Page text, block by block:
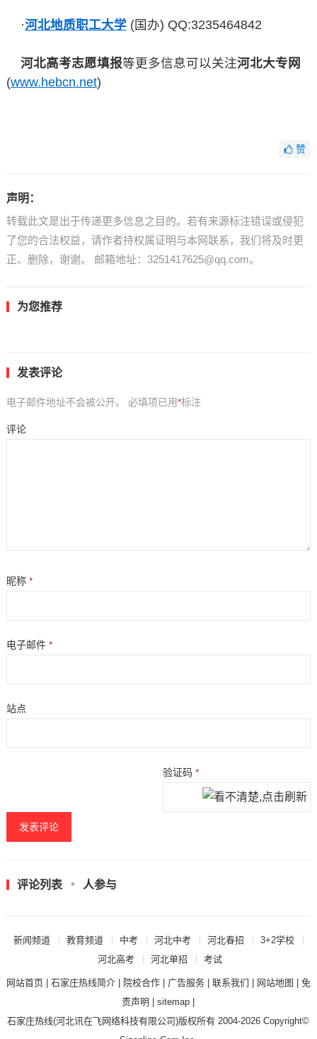
·河北地质职工大学(国办) QQ:3235464842
河北高考志愿填报等更多信息可以关注河北大专网
(www.hebcn.net)
赞
声明：
转载此文是出于传递更多信息之目的。若有来源标注错误或侵犯
了您的合法权益，请作者持权属证明与本网联系，我们将及时更
正、删除，谢谢。 邮箱地址：3251417625@qq.com。
为您推荐
发表评论
电子邮件地址不会被公开。 必填项已用*标注
评论
昵称 *
电子邮件 *
站点
验证码*
评论列表 人参与
新闻频道 教育频道 中考 河北中考 河北春招
3+2学校
河北高考
河北单招 考试
网站首页| 石家庄热线简介| 院校合作| 广告服务| 联系我们 网站地图
免
责声明
|sitemap
石家庄热线(河北讯在飞网络科技有限公司)版权所有 2004-2026 Copyright©